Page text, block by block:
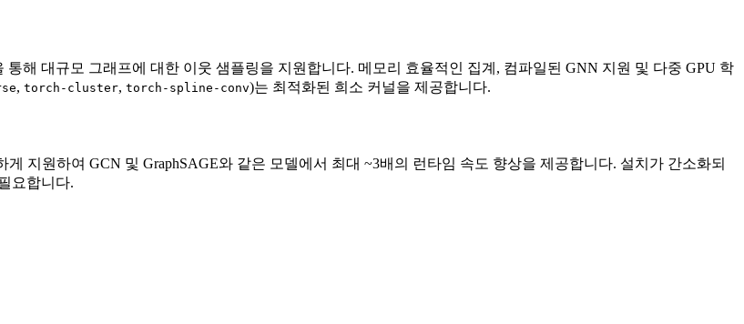
통해 대규모 그래프에 대한 이웃 샘플링을 지원합니다. 메모리 효율적인 집계, 컴파일된 GNN 지원 및 다중 GPU 학
, torch-cluster, torch-spline-conv)는 최적화된 희소 커널을 제공합니다.
게 지원하여 GCN 및 GraphSAGE와 같은 모델에서 최대 ~3배의 런타임 속도 향상을 제공합니다. 설치가 간소화되
요합니다.